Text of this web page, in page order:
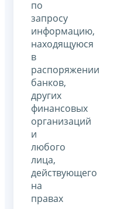
по
запросу
информацию,
находящуюся
в
распоряжении
банков,
других
финансовых
организаций
и
любого
лица,
действующего
на
правах